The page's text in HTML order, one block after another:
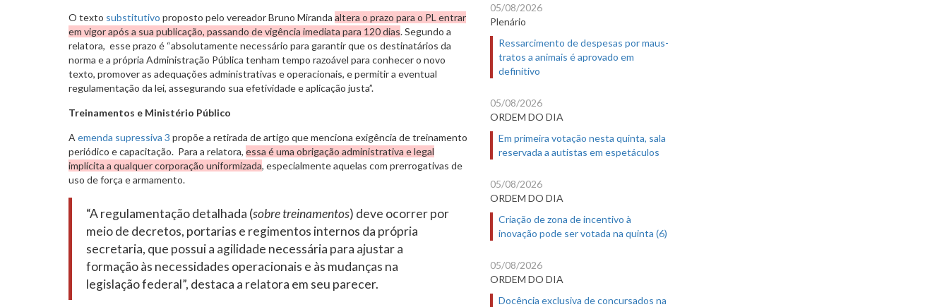
O texto substitutivo proposto pelo vereador Bruno Miranda altera o prazo para o PL entrar
em vigor após a sua publicação, passando de vigência imediata para 120 dias. Segundo a
relatora, esse prazo é “absolutamente necessário para garantir que os destinatários da
norma e a própria Administração Pública tenham tempo razoável para conhecer o novo
texto, promover as adequações administrativas e operacionais, e permitir a eventual
regulamentação da lei, assegurando sua efetividade e aplicação justa”.
Treinamentos e Ministério Público
A emenda supressiva 3 propõe a retirada de artigo que menciona exigência de treinamento
periódico e capacitação. Para a relatora, essa é uma obrigação administrativa e legal
implícita a qualquer corporação uniformizada, especialmente aquelas com prerrogativas de
uso de força e armamento.
“A regulamentação detalhada (sobre treinamentos) deve ocorrer por
meio de decretos, portarias e regimentos internos da própria
secretaria, que possui a agilidade necessária para ajustar a
formação às necessidades operacionais e às mudanças na
legislação federal”, destaca a relatora em seu parecer.
05/08/2026
Plenário
Ressarcimento de despesas por maus-
tratos a animais é aprovado em
definitivo
05/08/2026
ORDEM DO DIA
Em primeira votação nesta quinta, sala
reservada a autistas em espetáculos
05/08/2026
ORDEM DO DIA
Criação de zona de incentivo à
inovação pode ser votada na quinta (6)
05/08/2026
ORDEM DO DIA
Docência exclusiva de concursados na